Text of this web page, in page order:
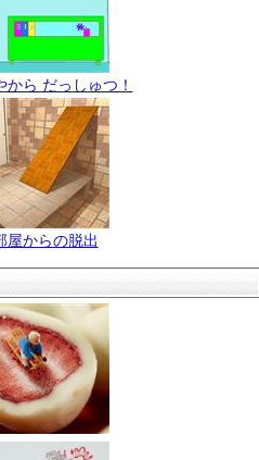
から だっしゅつ！
屋からの脱出